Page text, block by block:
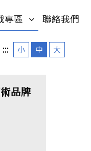
專區 (按鍵盤[下]，
聯絡我們
::: 小 中 大
品牌